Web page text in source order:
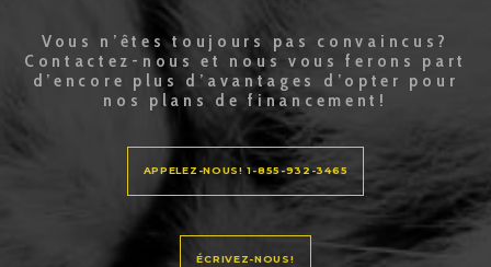
Vous n’êtes toujours pas convaincus?
Contactez-nous et nous vous ferons part
d’encore plus d’avantages d’opter pour
nos plans de financement!
APPELEZ-NOUS! 1-855-932-3465
ÉCRIVEZ-NOUS!